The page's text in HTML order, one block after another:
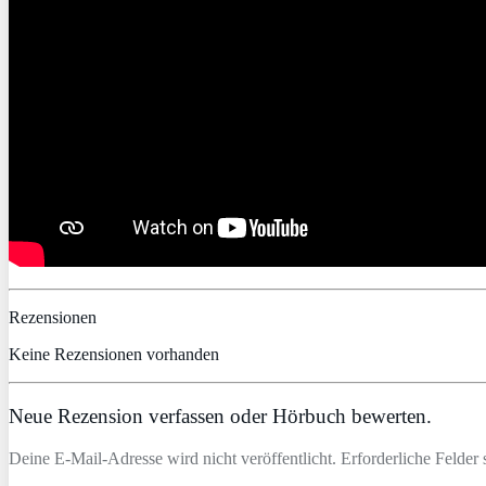
Rezensionen
Keine Rezensionen vorhanden
Neue Rezension verfassen oder Hörbuch bewerten.
Deine E-Mail-Adresse wird nicht veröffentlicht. Erforderliche Felder